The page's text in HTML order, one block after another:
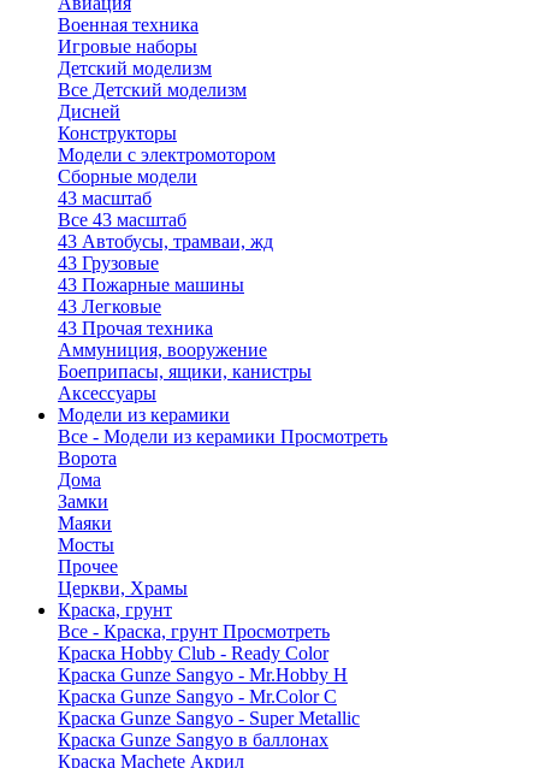
Военная техника
Игровые наборы
Детский моделизм
Все Детский моделизм
Дисней
Конструкторы
Модели с электромотором
Сборные модели
43 масштаб
Все 43 масштаб
43 Автобусы, трамваи, жд
43 Грузовые
43 Пожарные машины
43 Легковые
43 Прочая техника
Аммуниция, вооружение
Боеприпасы, ящики, канистры
Аксессуары
Модели из керамики
Все - Модели из керамики Просмотреть
Ворота
Дома
Замки
Маяки
Мосты
Прочее
Церкви, Храмы
Краска, грунт
Все - Краска, грунт Просмотреть
Краска Hobby Club - Ready Color
Краска Gunze Sangyo - Mr.Hobby H
Краска Gunze Sangyo - Mr.Color C
Краска Gunze Sangyo - Super Metallic
Краска Gunze Sangyo в баллонах
Краска Machete Акрил